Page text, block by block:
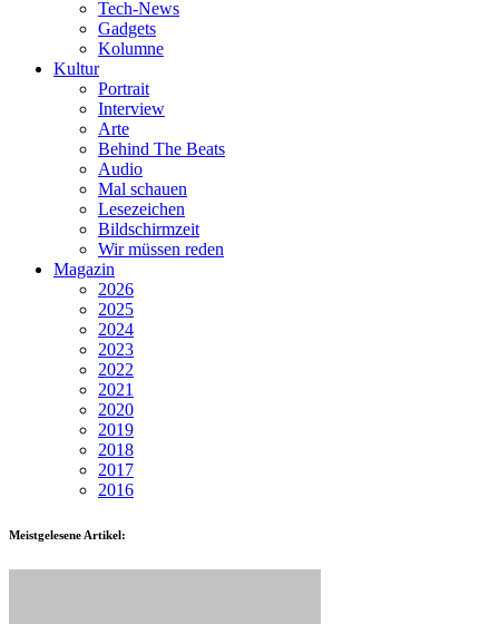
Tech-News
Gadgets
Kolumne
Kultur
Portrait
Interview
Arte
Behind The Beats
Audio
Mal schauen
Lesezeichen
Bildschirmzeit
Wir müssen reden
Magazin
2026
2025
2024
2023
2022
2021
2020
2019
2018
2017
2016
Meistgelesene Artikel: